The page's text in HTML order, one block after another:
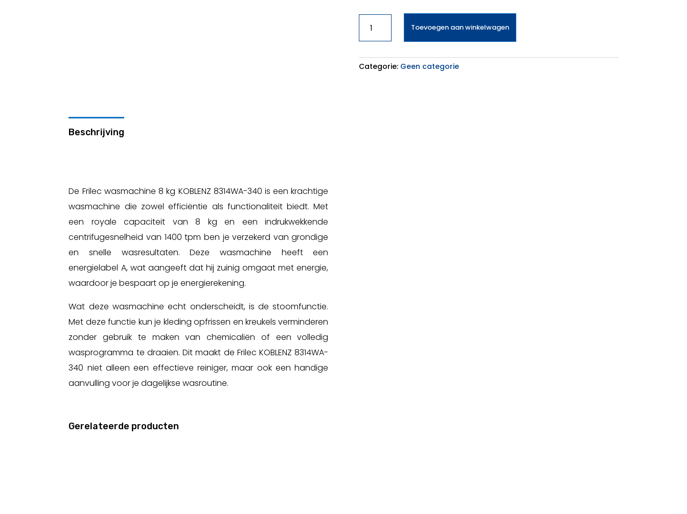
KOBLENZ8314WA-
340
aantal
Toevoegen aan winkelwagen
Categorie: Geen categorie
Beschrijving
De Frilec wasmachine 8 kg KOBLENZ 8314WA-340 is een krachtige
wasmachine die zowel efficiëntie als functionaliteit biedt. Met
een royale capaciteit van 8 kg en een indrukwekkende
centrifugesnelheid van 1400 tpm ben je verzekerd van grondige
en snelle wasresultaten. Deze wasmachine heeft een
energielabel A, wat aangeeft dat hij zuinig omgaat met energie,
waardoor je bespaart op je energierekening.
Wat deze wasmachine echt onderscheidt, is de stoomfunctie.
Met deze functie kun je kleding opfrissen en kreukels verminderen
zonder gebruik te maken van chemicaliën of een volledig
wasprogramma te draaien. Dit maakt de Frilec KOBLENZ 8314WA-
340 niet alleen een effectieve reiniger, maar ook een handige
aanvulling voor je dagelijkse wasroutine.
Gerelateerde producten